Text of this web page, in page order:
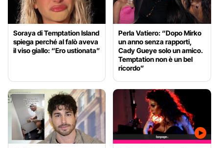
Soraya di Temptation Island
spiega perché al falò aveva
il viso giallo: “Ero ustionata”
Perla Vatiero: “Dopo Mirko
un anno senza rapporti,
Cady Gueye solo un amico.
Temptation non è un bel
ricordo”